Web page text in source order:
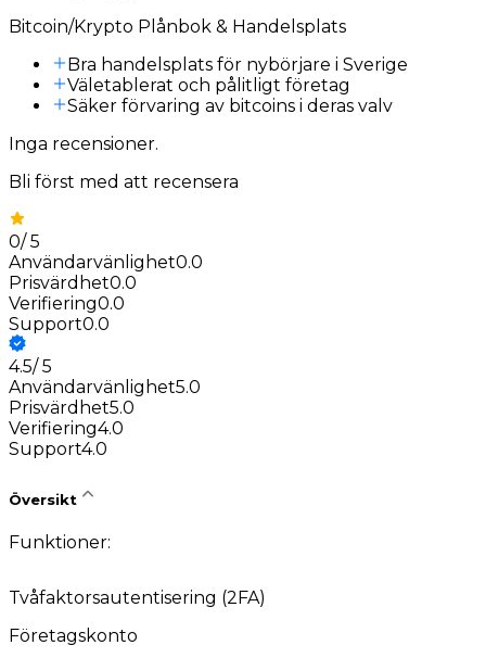
Bitcoin/Krypto Plånbok & Handelsplats
Bra handelsplats för nybörjare i Sverige
Väletablerat och pålitligt företag
Säker förvaring av bitcoins i deras valv
Inga recensioner.
Bli först med att recensera
0/5
Användarvänlighet0.0
Prisvärdhet0.0
Verifiering0.0
Support0.0
4.5/5
Användarvänlighet5.0
Prisvärdhet5.0
Verifiering4.0
Support4.0
Översikt
Funktioner:
Tvåfaktorsautentisering (2FA)
Företagskonto